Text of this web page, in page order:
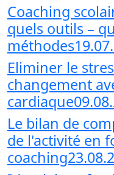
Coaching
quels outils –
Eliminer le
changement
Le bilan de
de l'activité en